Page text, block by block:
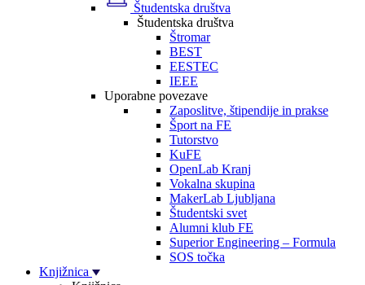
Študentska društva
Študentska društva
Štromar
BEST
EESTEC
IEEE
Uporabne povezave
Zaposlitve, štipendije in prakse
Šport na FE
Tutorstvo
KuFE
OpenLab Kranj
Vokalna skupina
MakerLab Ljubljana
Študentski svet
Alumni klub FE
Superior Engineering – Formula
SOS točka
Knjižnica